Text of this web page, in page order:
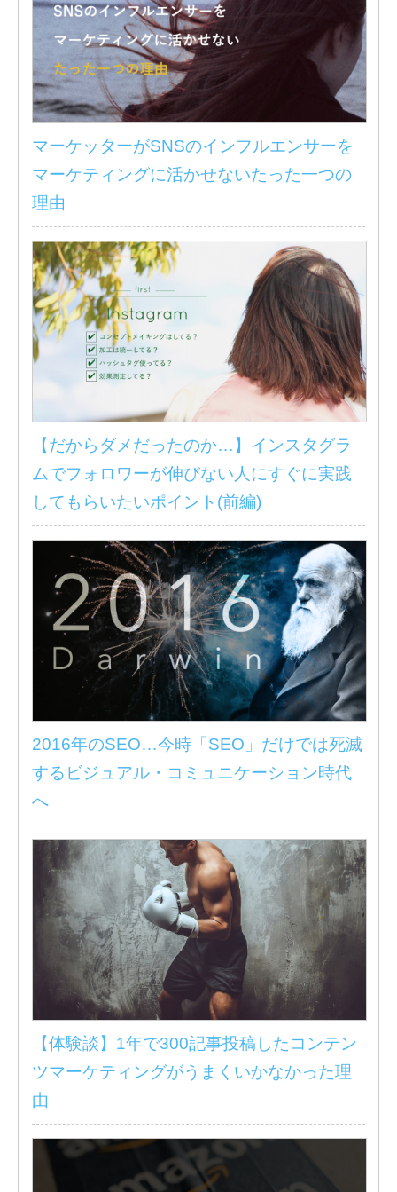
マーケッターがSNSのインフルエンサーを
マーケティングに活かせないたった一つの
理由
【だからダメだったのか…】インスタグラ
ムでフォロワーが伸びない人にすぐに実践
してもらいたいポイント(前編)
2016年のSEO…今時「SEO」だけでは死滅
するビジュアル・コミュニケーション時代
へ
【体験談】1年で300記事投稿したコンテン
ツマーケティングがうまくいかなかった理
由